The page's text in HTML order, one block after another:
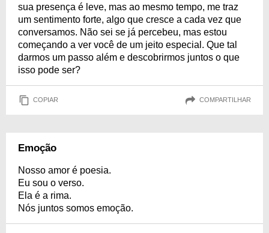
sua presença é leve, mas ao mesmo tempo, me traz
um sentimento forte, algo que cresce a cada vez que
conversamos. Não sei se já percebeu, mas estou
começando a ver você de um jeito especial. Que tal
darmos um passo além e descobrirmos juntos o que
isso pode ser?
COPIAR COMPARTILHAR
Emoção
Nosso amor é poesia.
Eu sou o verso.
Ela é a rima.
Nós juntos somos emoção.